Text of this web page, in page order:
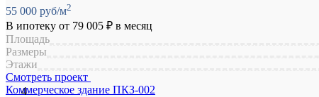
55 000 руб/м2
В ипотеку от 79 005 ₽ в месяц
Площадь
Размеры
Этажи
Смотреть проект
Коммерческое здание ПКЗ-002